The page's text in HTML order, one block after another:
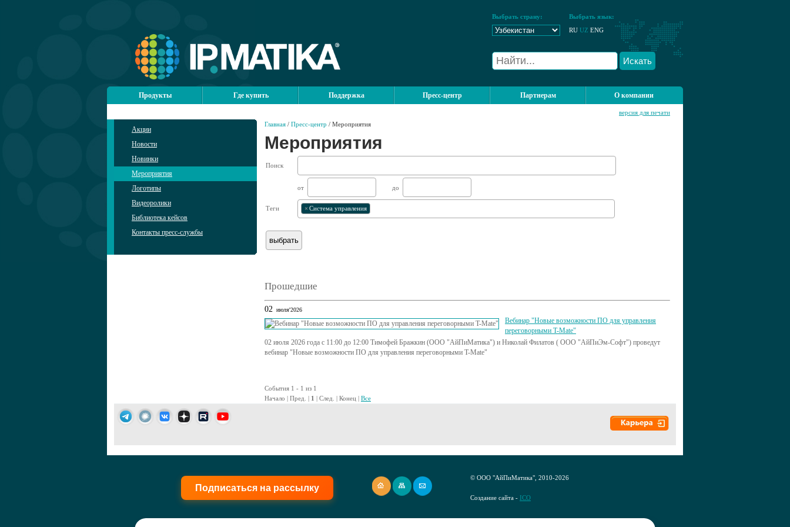
Выбрать страну:
Выбрать язык:
RU UZ ENG
Искать
Продукты Где купить Поддержка Пресс-центр Партнерам О компании
Акции
Новости
Новинки
Мероприятия
Логотипы
Видеоролики
Библиотека кейсов
Контакты пресс-службы
Главная / Пресс-центр / Мероприятия
версия для печати
Мероприятия
Поиск
от до
Теги × Система управления
Прошедшие
02 июля'2026
Вебинар "Новые возможности ПО для управления
переговорными T-Mate"
02 июля 2026 года с 11:00 до 12:00 Тимофей Бражкин (ООО "АйПиМатика") и Николай Филатов ( ООО "АйПиЭм-Софт") проведут
вебинар "Новые возможности ПО для управления переговорными T-Mate"
События 1 - 1 из 1
Начало | Пред. | 1 | След. | Конец | Все
Подписаться на рассылку
© ООО "АйПиМатика", 2010-2026
Создание сайта - ICO